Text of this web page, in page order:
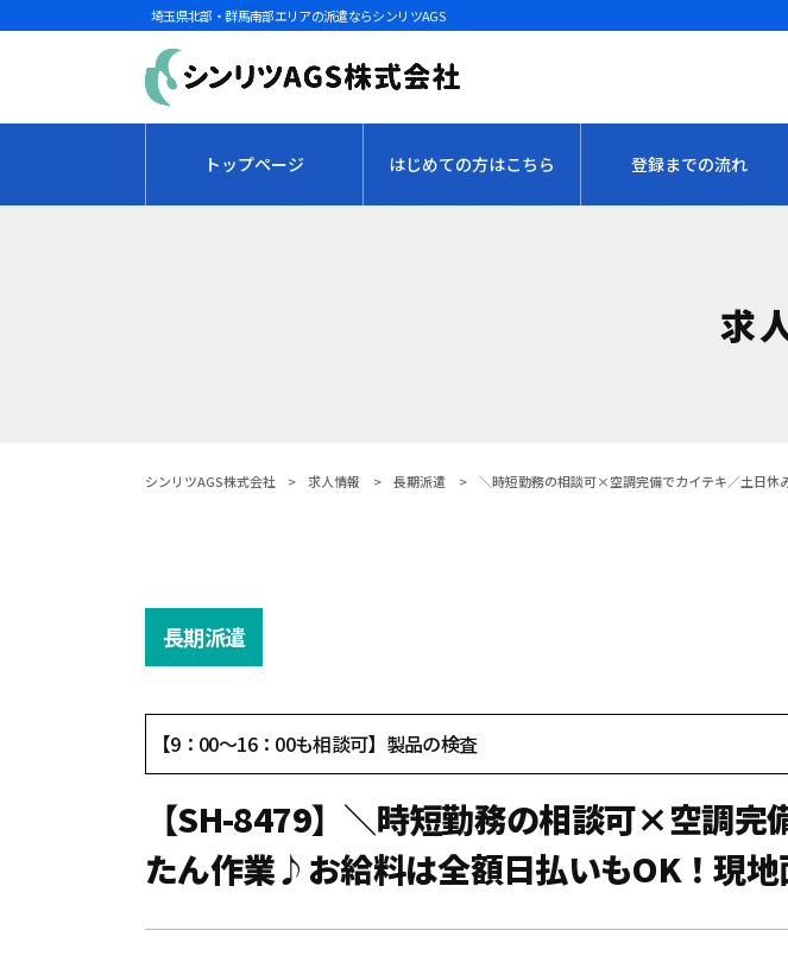
埼玉県北部・群馬南部エリアの派遣ならシンリツAGS
トップページ はじめての方はこちら 登録までの流れ
求
シンリツAGS株式会社 > 求人情報 > 長期派遣 > ＼時短勤務の相談可×空調完備でカイテキ／土日休
【SH-8479】＼時短勤務の相談可×空調
たん作業♪お給料は全額日払いもOK！現地
【9：00～16：00も相談可】製品の検査
長期派遣